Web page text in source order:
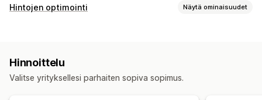
Vaatimustenmukaisuus
Mukautukset
Mukautettu teksti
Hintojen optimointi Näytä ominaisuudet
Volyymialennukset
Joukkomuokkaus
Hinnoittelu
Valitse yrityksellesi parhaiten sopiva sopimus.